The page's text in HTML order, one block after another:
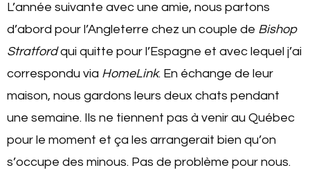
L’année suivante avec une amie, nous partons
d’abord pour l’Angleterre chez un couple de Bishop
Stratfordqui quitte pour l’Espagne et avec lequel j’ai
correspondu via HomeLink. En échange de leur
maison, nous gardons leurs deux chats pendant
une semaine. Ils ne tiennent pas à venir au Québec
pour le moment et ça les arrangerait bien qu’on
s’occupe des minous. Pas de problème pour nous.